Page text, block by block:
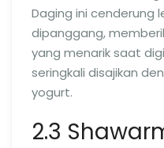
Daging ini cenderung
dipanggang,
yang menarik saat
seringkali disajikan
yogurt.
2.3